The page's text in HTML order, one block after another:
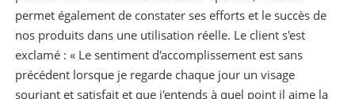
permet également de constater ses efforts et le succès de
nos produits dans une utilisation réelle. Le client s'est
exclamé : « Le sentiment d'accomplissement est sans
précédent lorsque je regarde chaque jour un visage
souriant et satisfait et que j'entends à quel point il aime la